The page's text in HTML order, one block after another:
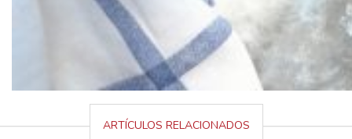
ARTÍCULOS RELACIONADOS